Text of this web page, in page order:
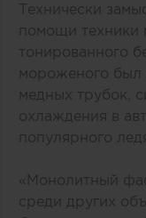
Технически
помощи техники
тонированного
мороженого был
медных трубок,
охлаждения в
популярного
«Монолитный
среди других